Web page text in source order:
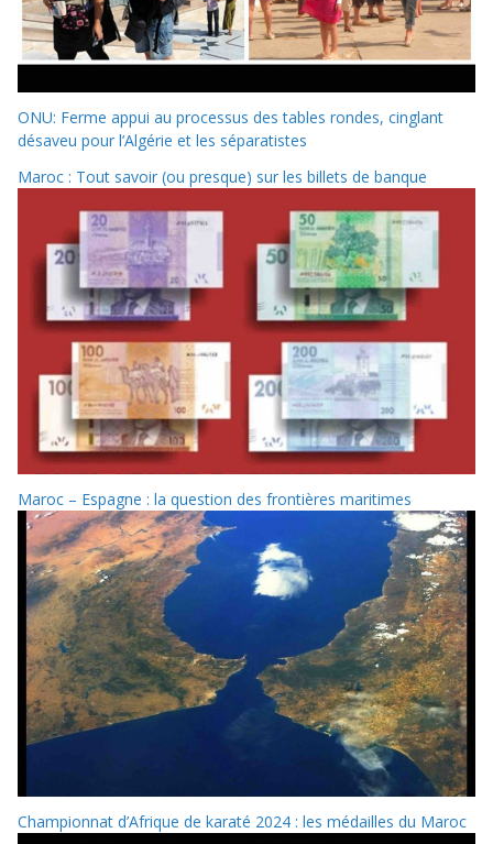
ONU: Ferme appui au processus des tables rondes, cinglant
désaveu pour l’Algérie et les séparatistes
Maroc : Tout savoir (ou presque) sur les billets de banque
Maroc – Espagne : la question des frontières maritimes
Championnat d’Afrique de karaté 2024 : les médailles du Maroc